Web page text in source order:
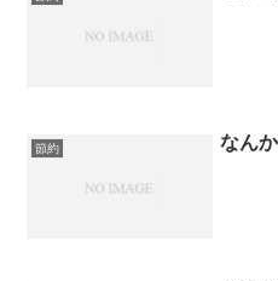
節約 なん